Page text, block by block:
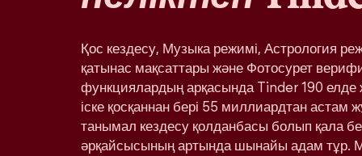
Қос кездесу, Музыка режимі, Астрология
қатынас мақсаттары және Фотосурет
функциялардың арқасында Tinder 190 елде
іске қосқаннан бері 55 миллиардтан астам
танымал кездесу қолданбасы болып қала
әрқайсысының артында шынайы адам тұр.